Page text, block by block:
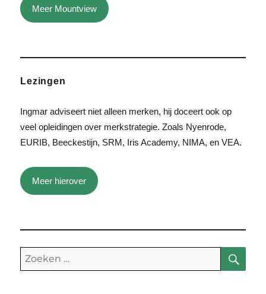
Meer Mountview
Lezingen
Ingmar adviseert niet alleen merken, hij doceert ook op
veel opleidingen over merkstrategie. Zoals Nyenrode,
EURIB, Beeckestijn, SRM, Iris Academy, NIMA, en VEA.
Meer hierover
Zoeken
naar: